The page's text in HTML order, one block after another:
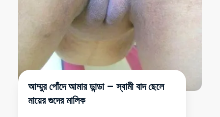
আম্মুর পোঁদে আমার ডান্ডা – স্বামী বাদ ছেলে
মায়ের গুদের মালিক